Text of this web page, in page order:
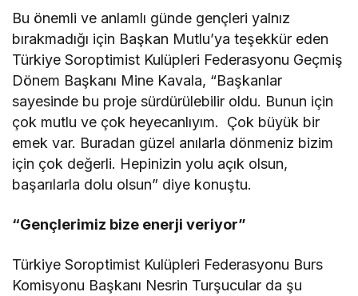
Bu önemli ve anlamlı günde gençleri yalnız
bırakmadığı için Başkan Mutlu’ya teşekkür eden
Türkiye Soroptimist Kulüpleri Federasyonu Geçmiş
Dönem Başkanı Mine Kavala, “Başkanlar
sayesinde bu proje sürdürülebilir oldu. Bunun için
çok mutlu ve çok heyecanlıyım. Çok büyük bir
emek var. Buradan güzel anılarla dönmeniz bizim
için çok değerli. Hepinizin yolu açık olsun,
başarılarla dolu olsun” diye konuştu.
“Gençlerimiz bize enerji veriyor”
Türkiye Soroptimist Kulüpleri Federasyonu Burs
Komisyonu Başkanı Nesrin Turşucular da şu